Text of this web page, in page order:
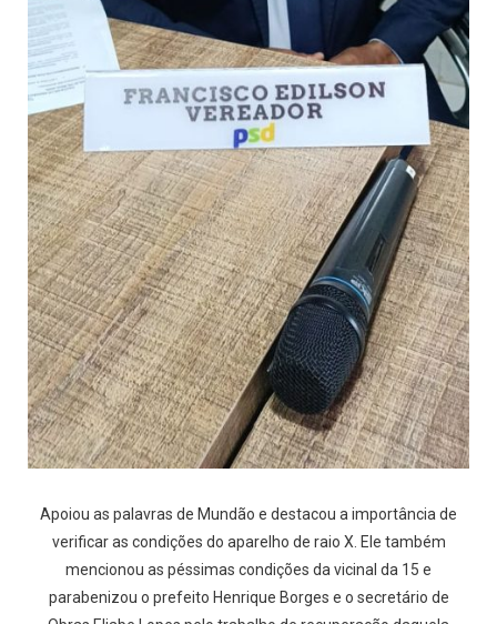
Apoiou as palavras de Mundão e destacou a importância de
verificar as condições do aparelho de raio X. Ele também
mencionou as péssimas condições da vicinal da 15 e
parabenizou o prefeito Henrique Borges e o secretário de